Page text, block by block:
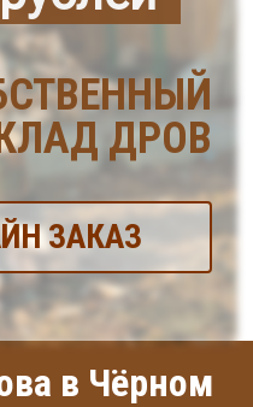
ДРОВ
ЗАКАЗ
в Чёрном